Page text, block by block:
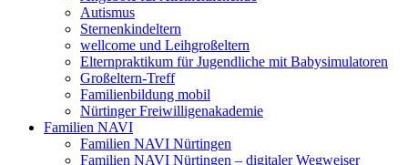
Autismus
Sternenkindeltern
wellcome und Leihgroßeltern
Elternpraktikum für Jugendliche mit Babysimulatoren
Großeltern-Treff
Familienbildung mobil
Nürtinger Freiwilligenakademie
Familien NAVI
Familien NAVI Nürtingen
Familien NAVI Nürtingen – digitaler Wegweiser